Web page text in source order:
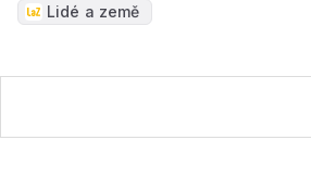
Lidé a země